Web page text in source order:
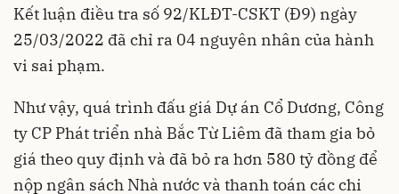
Kết luận điều tra số 92/KLĐT-CSKT (Đ9) ngày
25/03/2022 đã chỉ ra 04 nguyên nhân của hành
vi sai phạm.
Như vậy, quá trình đấu giá Dự án Cổ Dương, Công
ty CP Phát triển nhà Bắc Từ Liêm đã tham gia bỏ
giá theo quy định và đã bỏ ra hơn 580 tỷ đồng để
nộp ngân sách Nhà nước và thanh toán các chi